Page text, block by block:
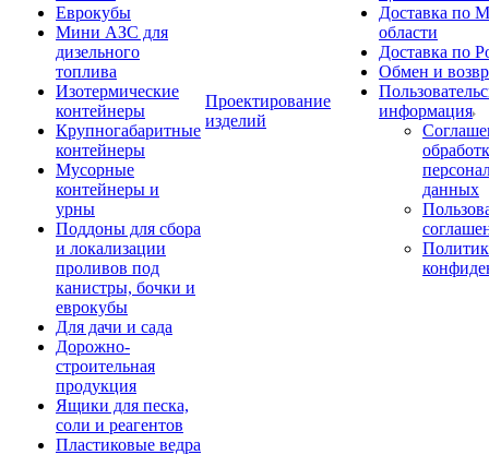
Еврокубы
Мини АЗС для
дизельного
топлива
Изотермические
контейнеры
Крупногабаритные
контейнеры
Мусорные
контейнеры и
урны
Поддоны для сбора
и локализации
проливов под
канистры, бочки и
еврокубы
Для дачи и сада
Дорожно-
строительная
продукция
Ящики для песка,
соли и реагентов
Пластиковые ведра
Проектирование
изделий
Доставка по
области
Доставка по
Обмен и
информация
данных